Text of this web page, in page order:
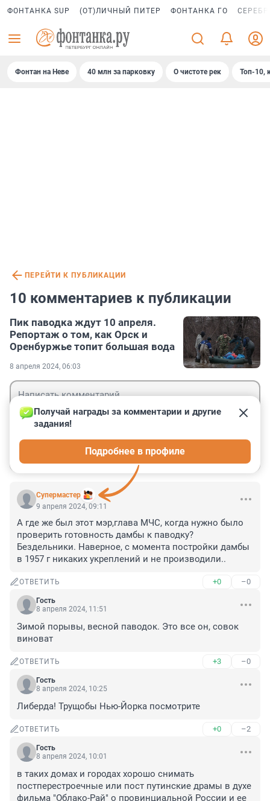
ФОНТАНКА SUP (ОТ)ЛИЧНЫЙ ПИТЕР ФОНТАНКА ГО
Фонтан на Неве 40 млн за парковку О чистоте рек Топ-10,
ПЕРЕЙТИ К ПУБЛИКАЦИИ
10 комментариев к публикации
Пик паводка ждут 10 апреля.
Репортаж о том, как Орск и
Оренбуржье топит большая вода
8 апреля 2024, 06:03
Супермастер
Получай награды за комментарии и другие
задания!
Подробнее в профиле
9 апреля 2024, 09:11
А где же был этот мэр,глава МЧС, когда нужно было
проверить готовность дамбы к паводку?
Бездельники. Наверное, с момента постройки дамбы
в 1957 г никаких укреплений и не производили..
ОТВЕТИТЬ +0 –0
Гость
8 апреля 2024, 11:51
Зимой порывы, весной паводок. Это все он, совок
виноват
ОТВЕТИТЬ +3 –0
Гость
8 апреля 2024, 10:25
Либерда! Трущобы Нью-Йорка посмотрите
ОТВЕТИТЬ +0 –2
Гость
8 апреля 2024, 10:01
в таких домах и городах хорошо снимать
постперестроечные или пост путинские драмы в духе
фильма "Облако-Рай" о провинциальной России и ее